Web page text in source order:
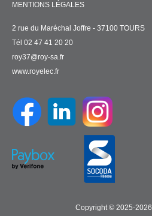
MENTIONS LÉGALES
2 rue du Maréchal Joffre - 37100 TOURS
Tél 02 47 41 20 20
roy37@roy-sa.fr
www.royelec.fr
Copyright © 2025-2026